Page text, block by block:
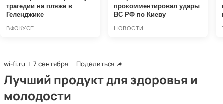
wi-fi.ru 7 сентября Поделиться
Лучший продукт для здоровья и
молодости